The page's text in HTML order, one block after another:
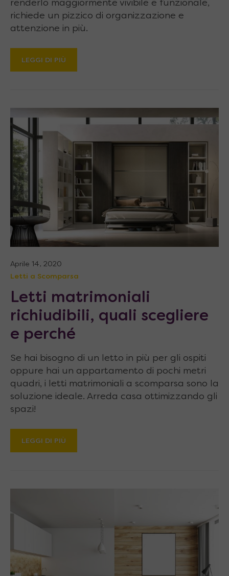
renderlo maggiormente vivibile e funzionale,
richiede un pizzico di organizzazione e
attenzione in più.
LEGGI DI PIÙ
Aprile 14, 2020
Letti a Scomparsa
Letti matrimoniali
richiudibili, quali scegliere
e perché
Se hai bisogno di un letto in più per gli ospiti
oppure hai un appartamento di pochi metri
quadri, i letti matrimoniali a scomparsa sono la
soluzione ideale. Arreda casa ottimizzando gli
spazi!
LEGGI DI PIÙ